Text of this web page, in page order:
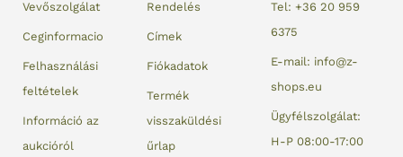
Vevőszolgálat
Ceginformacio
Felhasználási
feltételek
Információ az
aukcióról
Rendelés
Címek
Fiókadatok
Termék
visszaküldési
űrlap
Tel: +36 20 959
6375
E-mail: info@z-
shops.eu
Ügyfélszolgálat:
H-P 08:00-17:00